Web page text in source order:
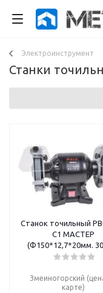
Электроинструмент
Станки
Станок точильный
C1 МАСТЕР
(Ф150*12,7*20мм.
2950 об.мин.) P.I.T
Змеиногорский
карте)